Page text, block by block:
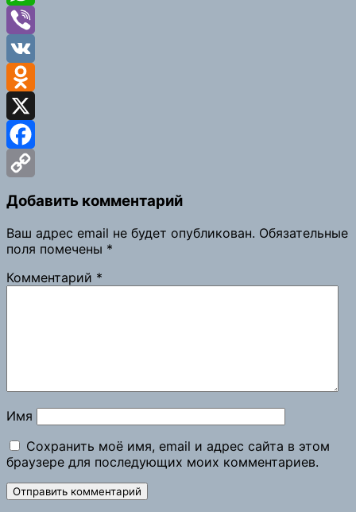
WhatsApp
Viber
VK
Odnoklassniki
X
Facebook
Copy
Добавить комментарий
Ваш адрес email не будет опубликован. Обязательные
поля помечены *
Комментарий *
Имя
Сохранить моё имя, email и адрес сайта в этом
браузере для последующих моих комментариев.